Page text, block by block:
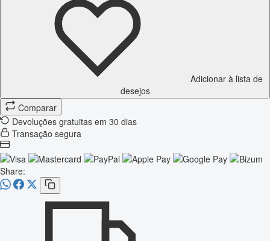
Adicionar à lista de
desejos
Comparar
Devoluções gratuitas em 30 dias
Transação segura
Share: